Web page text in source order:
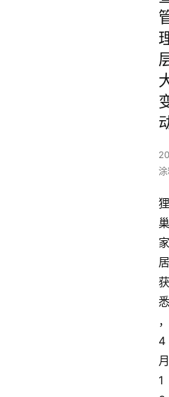
狸
巢
家
居
获
悉
，
4
月
1